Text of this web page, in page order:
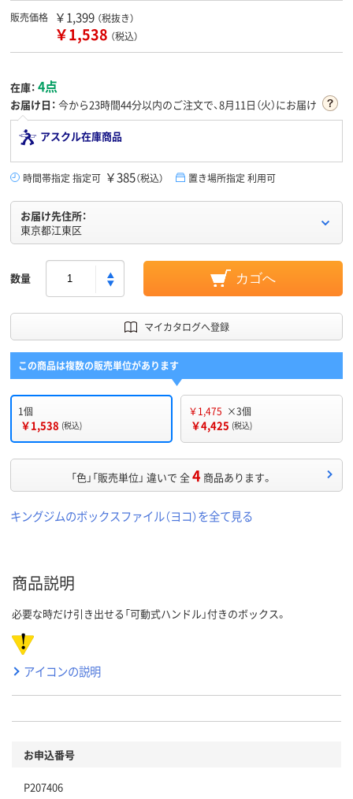
販売価格 ￥1,399 （税抜き）
￥1,538 （税込）
在庫： 4点
お届け日： 今から23時間44分以内のご注文で、8月11日（火）にお届け
アスクル在庫商品
時間帯指定 指定可 ￥385（税込） 置き場所指定 利用可
お届け先住所：
東京都江東区
数量 カゴへ
マイカタログへ登録
この商品は複数の販売単位があります
1個
￥1,538 (税込)
￥1,475 ×3個
￥4,425 (税込)
「色」「販売単位」 違いで 全4 商品あります。
キングジムのボックスファイル（ヨコ）を全て見る
商品説明
必要な時だけ引き出せる「可動式ハンドル」付きのボックス。
アイコンの説明
お申込番号
P207406